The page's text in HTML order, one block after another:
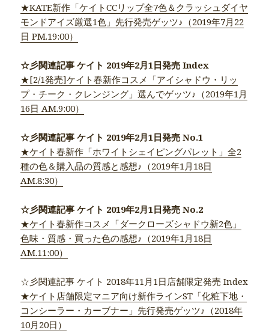
★KATE新作「ケイトCCリップ全7色＆クラッシュダイヤ
モンドアイズ厳選1色」先行発売ゲッツ♪（2019年7月22
日 PM.19:00）
☆彡関連記事 ケイト 2019年2月1日発売 Index
★[2/1発売]ケイト春新作コスメ「アイシャドウ・リッ
プ・チーク・クレンジング」選んでゲッツ♪（2019年1月
16日 AM.9:00）
☆彡関連記事 ケイト 2019年2月1日発売 No.1
★ケイト春新作「ホワイトシェイピングパレット」全2
種の色＆購入品の質感と感想♪（2019年1月18日
AM.8:30）
☆彡関連記事 ケイト 2019年2月1日発売 No.2
★ケイト春新作コスメ「ダークローズシャドウ新2色」
色味・質感・買った色の感想♪（2019年1月18日
AM.11:00）
☆彡関連記事 ケイト 2018年11月1日店舗限定発売 Index
★ケイト店舗限定マニア向け新作ラインST「化粧下地・
コンシーラー・カーブナー」先行発売ゲッツ♪（2018年
10月20日）